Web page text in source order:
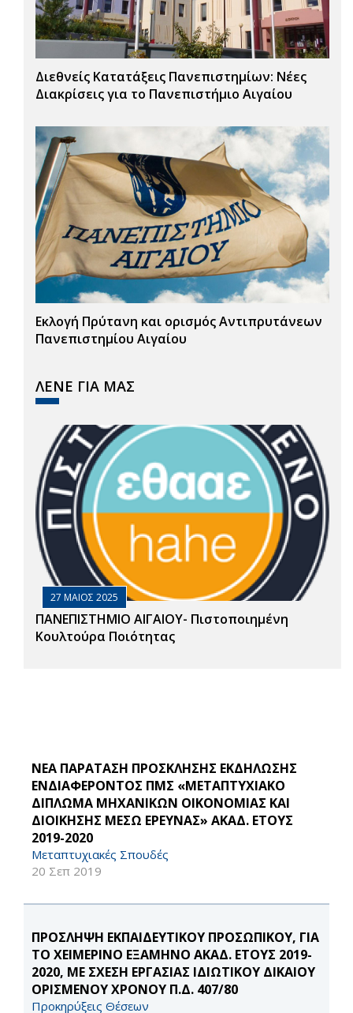
Διεθνείς Κατατάξεις Πανεπιστημίων: Νέες
Διακρίσεις για το Πανεπιστήμιο Αιγαίου
Εκλογή Πρύτανη και ορισμός Αντιπρυτάνεων
Πανεπιστημίου Αιγαίου
ΛΕΝΕ ΓΙΑ ΜΑΣ
27 ΜΑΙΟΣ 2025
ΠΑΝΕΠΙΣΤΗΜΙΟ ΑΙΓΑΙΟΥ- Πιστοποιημένη
Κουλτούρα Ποιότητας
ΝΕΑ ΠΑΡΑΤΑΣΗ ΠΡΟΣΚΛΗΣΗΣ ΕΚΔΗΛΩΣΗΣ
ΕΝΔΙΑΦΕΡΟΝΤΟΣ ΠΜΣ «ΜΕΤΑΠΤΥΧΙΑΚΟ
ΔΙΠΛΩΜΑ ΜΗΧΑΝΙΚΩΝ ΟΙΚΟΝΟΜΙΑΣ ΚΑΙ
ΔΙΟΙΚΗΣΗΣ ΜΕΣΩ ΕΡΕΥΝΑΣ» ΑΚΑΔ. ΕΤΟΥΣ
2019-2020
Μεταπτυχιακές Σπουδές
20 Σεπ 2019
ΠΡΟΣΛΗΨΗ ΕΚΠΑΙΔΕΥΤΙΚΟΥ ΠΡΟΣΩΠΙΚΟΥ, ΓΙΑ
ΤΟ ΧΕΙΜΕΡΙΝΟ ΕΞΑΜΗΝΟ ΑΚΑΔ. ΕΤΟΥΣ 2019-
2020, ΜΕ ΣΧΕΣΗ ΕΡΓΑΣΙΑΣ ΙΔΙΩΤΙΚΟΥ ΔΙΚΑΙΟΥ
ΟΡΙΣΜΕΝΟΥ ΧΡΟΝΟΥ Π.Δ. 407/80
Προκηρύξεις Θέσεων